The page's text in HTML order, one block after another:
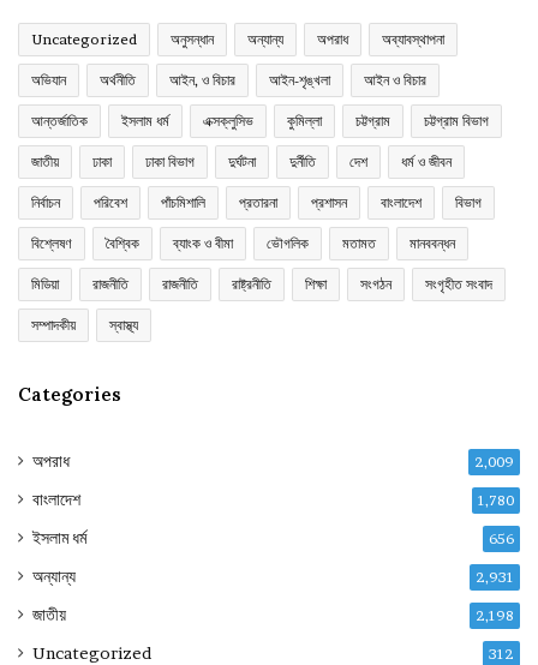
Uncategorized অনুসন্ধান অন্যান্য অপরাধ অব্যাবস্থাপনা
অভিযান অর্থনীতি আইন, ও বিচার আইন-শৃঙ্খলা আইন ও বিচার
আন্তর্জাতিক ইসলাম ধর্ম এক্সক্লুসিভ কুমিল্লা চট্টগ্রাম চট্টগ্রাম বিভাগ
জাতীয় ঢাকা ঢাকা বিভাগ দুর্ঘটনা দুর্নীতি দেশ ধর্ম ও জীবন
নির্বাচন পরিবেশ পাঁচমিশালি প্রতারনা প্রশাসন বাংলাদেশ বিভাগ
বিশ্লেষণ বৈশ্বিক ব্যাংক ও বীমা ভৌগলিক মতামত মানববন্ধন
মিডিয়া রাজনীতি রাজনীতি রাষ্ট্রনীতি শিক্ষা সংগঠন সংগৃহীত সংবাদ
সম্পাদকীয় স্বাস্থ্য
Categories
অপরাধ 2,009
বাংলাদেশ 1,780
ইসলাম ধর্ম 656
অন্যান্য 2,931
জাতীয় 2,198
Uncategorized 312